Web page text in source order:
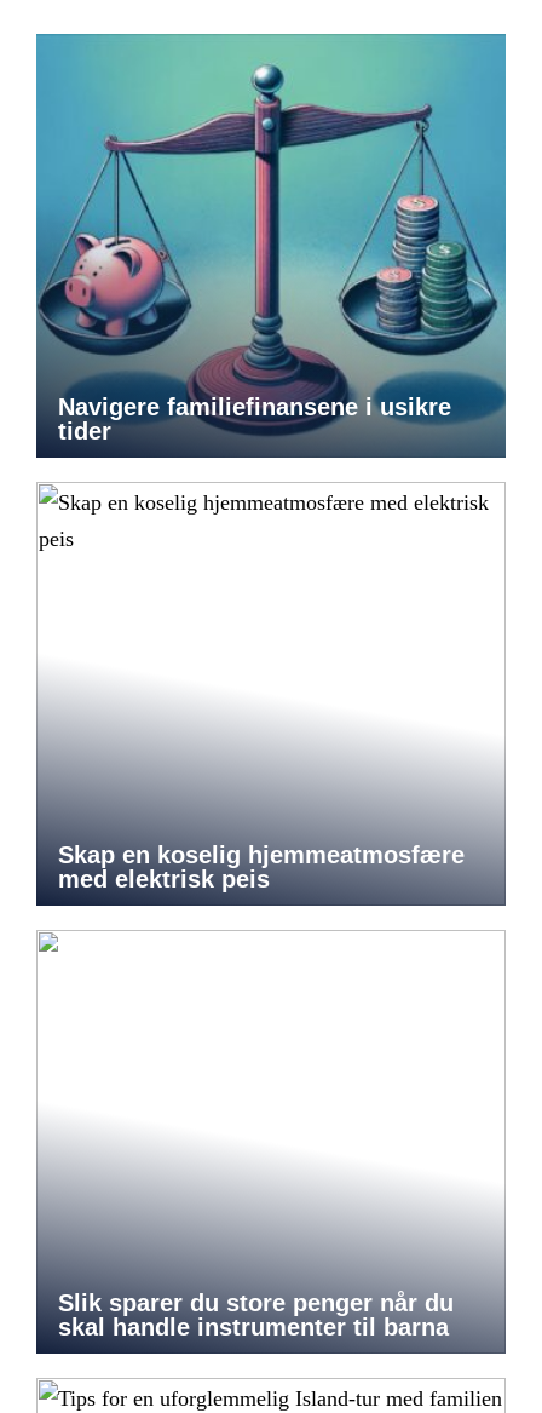
Navigere familiefinansene i usikre
tider
Skap en koselig hjemmeatmosfære
med elektrisk peis
Slik sparer du store penger når du
skal handle instrumenter til barna